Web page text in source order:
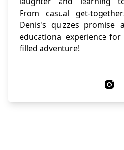
From casual get-
Denis's quizzes promise
educational experience
filled adventure!